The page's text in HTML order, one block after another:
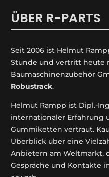
ÜBER R-PARTS
Seit 2006 ist Helmut
Stunde und vertritt heute
Baumaschinenzubehör
Robustrack.
Helmut Rampp ist Dipl.-
internationaler Erfahrung
Gummiketten vertraut.
Überblick über eine
Anbietern am Weltmarkt,
Gespräche und Kontakte